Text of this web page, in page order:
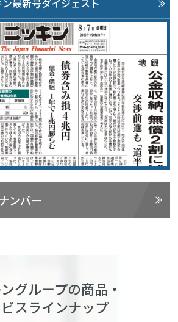
最新号ダイジェスト
ンバー
グループの商品・
スラインナップ